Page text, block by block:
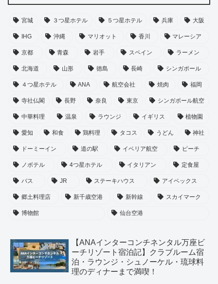
宮城 ３つ星ホテル ５つ星ホテル 兵庫 大阪
IHG 沖縄 マリオット 香川 マレーシア
京都 青森 岩手 スペイン ラーメン
北海道 山形 徳島 長崎 シンガポール
４つ星ホテル ANA 航空会社 焼肉 福岡
寺社仏閣 長野 奈良 東京 シンガポール航空
中華料理 温泉 ラウンジ イギリス 植物園
愛知 和食 鶏料理 タコス うどん 神社
ドーミーイン 道の駅 イベリア航空 ピーチ
ノボテル 4つ星ホテル イタリアン 定食屋
バス JR ステーキハウス アイベックス
郷土料理店 新千歳空港 新幹線 スカイマーク
博物館 仙台空港
【ANAインターコンチネンタル万座ビ
ーチリゾート宿泊記】クラブルーム宿
泊・ラウンジ・シュノーケル・琉球料
理のディナーまで満喫！